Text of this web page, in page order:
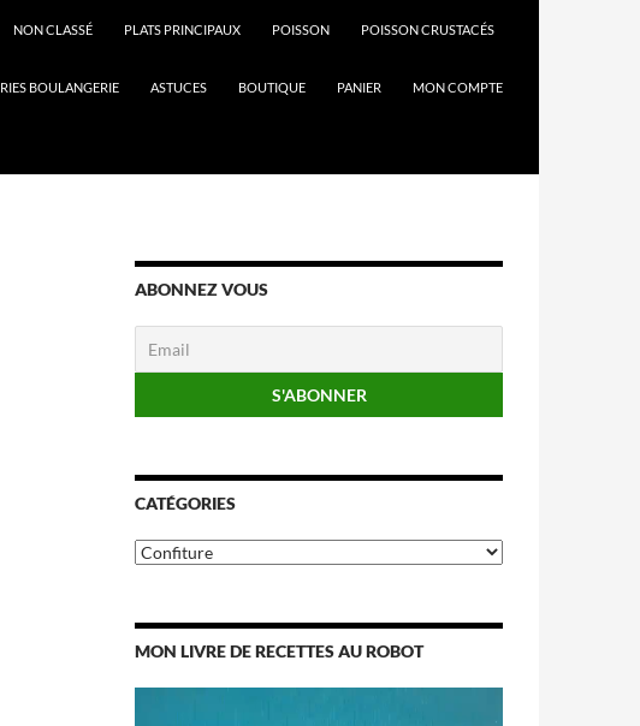
NON CLASSÉ PLATS PRINCIPAUX POISSON POISSON CRUSTACÉS
BOULANGERIE ASTUCES BOUTIQUE PANIER MON COMPTE
ABONNEZ VOUS
CATÉGORIES
Catégories
MON LIVRE DE RECETTES AU ROBOT